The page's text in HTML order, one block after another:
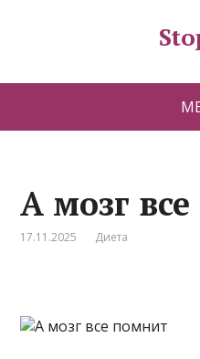
А мозг
17.11.2025 Диета